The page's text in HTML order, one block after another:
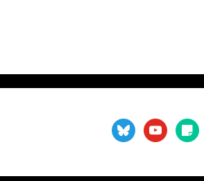
blueskyyoutubesticky-
note